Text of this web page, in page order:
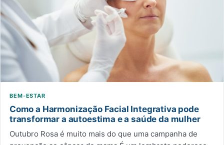
BEM-ESTAR
Como a Harmonização Facial Integrativa pode
transformar a autoestima e a saúde da mulher
Outubro Rosa é muito mais do que uma campanha de